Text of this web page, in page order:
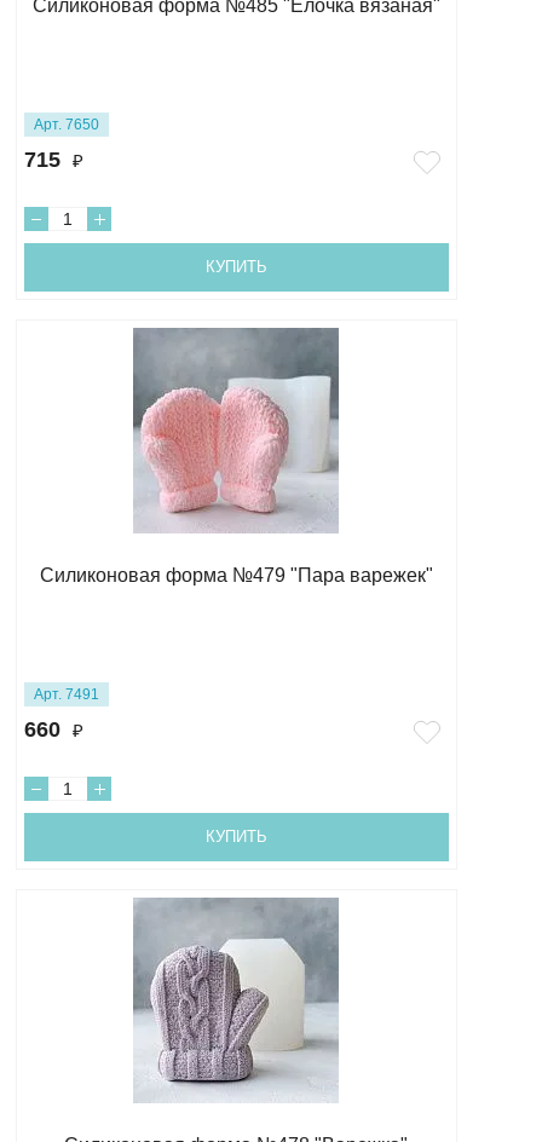
Силиконовая форма №485 "Елочка вязаная"
Арт. 7650
715 ₽
КУПИТЬ
Силиконовая форма №479 "Пара варежек"
Арт. 7491
660 ₽
КУПИТЬ